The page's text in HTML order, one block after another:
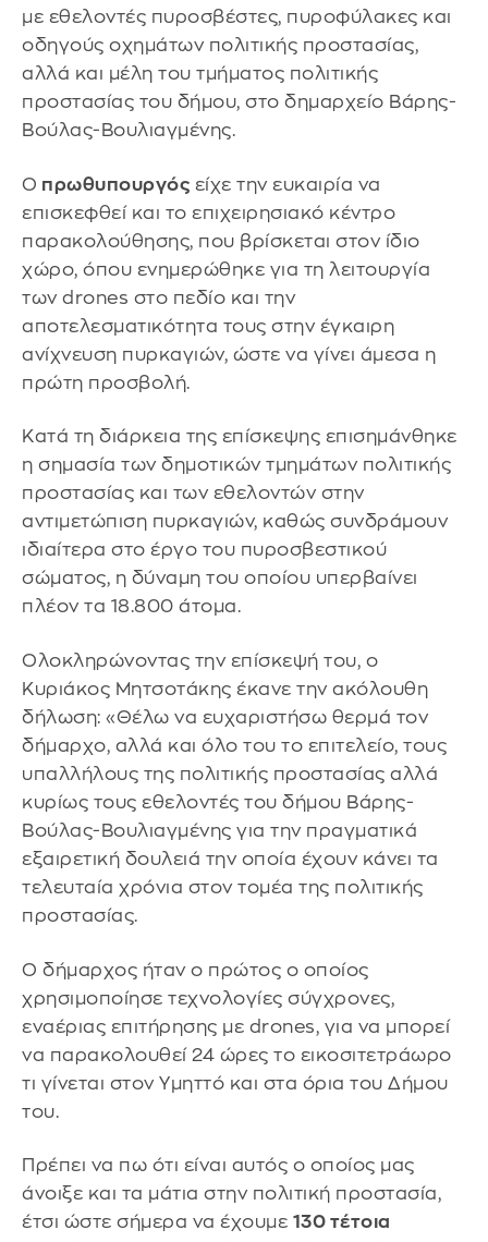
με εθελοντές πυροσβέστες, πυροφύλακες και
οδηγούς οχημάτων πολιτικής προστασίας,
αλλά και μέλη του τμήματος πολιτικής
προστασίας του δήμου, στο δημαρχείο Βάρης-
Βούλας-Βουλιαγμένης.
Ο πρωθυπουργός είχε την ευκαιρία να
επισκεφθεί και το επιχειρησιακό κέντρο
παρακολούθησης, που βρίσκεται στον ίδιο
χώρο, όπου ενημερώθηκε για τη λειτουργία
των drones στο πεδίο και την
αποτελεσματικότητα τους στην έγκαιρη
ανίχνευση πυρκαγιών, ώστε να γίνει άμεσα η
πρώτη προσβολή.
Κατά τη διάρκεια της επίσκεψης επισημάνθηκε
η σημασία των δημοτικών τμημάτων πολιτικής
προστασίας και των εθελοντών στην
αντιμετώπιση πυρκαγιών, καθώς συνδράμουν
ιδιαίτερα στο έργο του πυροσβεστικού
σώματος, η δύναμη του οποίου υπερβαίνει
πλέον τα 18.800 άτομα.
Ολοκληρώνοντας την επίσκεψή του, ο
Κυριάκος Μητσοτάκης έκανε την ακόλουθη
δήλωση: «Θέλω να ευχαριστήσω θερμά τον
δήμαρχο, αλλά και όλο του το επιτελείο, τους
υπαλλήλους της πολιτικής προστασίας αλλά
κυρίως τους εθελοντές του δήμου Βάρης-
Βούλας-Βουλιαγμένης για την πραγματικά
εξαιρετική δουλειά την οποία έχουν κάνει τα
τελευταία χρόνια στον τομέα της πολιτικής
προστασίας.
Ο δήμαρχος ήταν ο πρώτος ο οποίος
χρησιμοποίησε τεχνολογίες σύγχρονες,
εναέριας επιτήρησης με drones, για να μπορεί
να παρακολουθεί 24 ώρες το εικοσιτετράωρο
τι γίνεται στον Υμηττό και στα όρια του Δήμου
του.
Πρέπει να πω ότι είναι αυτός ο οποίος μας
άνοιξε και τα μάτια στην πολιτική προστασία,
έτσι ώστε σήμερα να έχουμε 130 τέτοια